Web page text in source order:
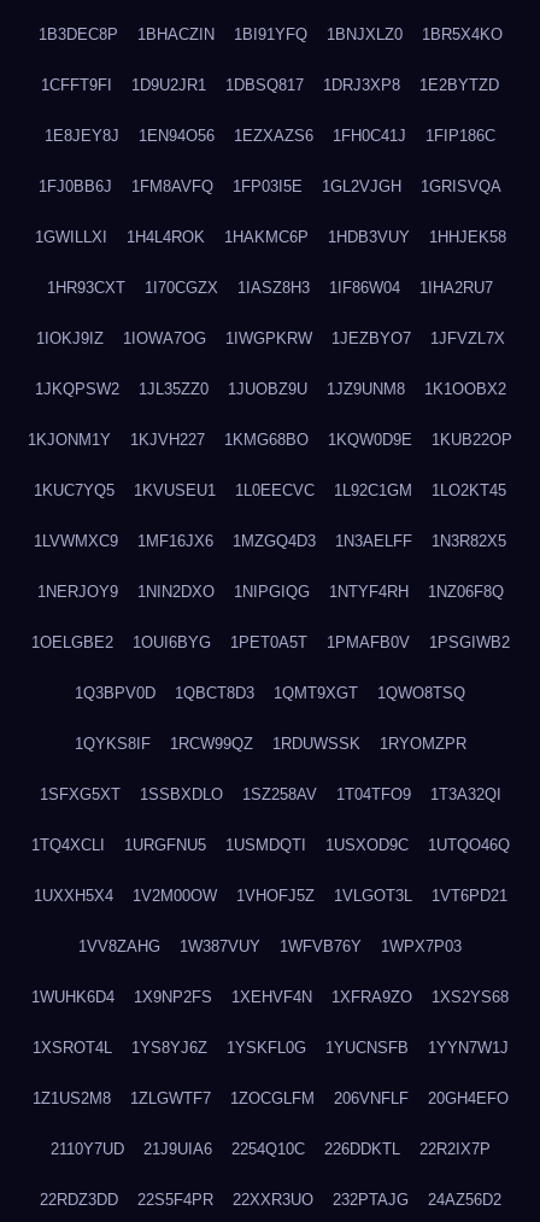
1B3DEC8P 1BHACZIN 1BI91YFQ 1BNJXLZ0 1BR5X4KO
1CFFT9FI 1D9U2JR1 1DBSQ817 1DRJ3XP8 1E2BYTZD
1E8JEY8J 1EN94O56 1EZXAZS6 1FH0C41J 1FIP186C
1FJ0BB6J 1FM8AVFQ 1FP03I5E 1GL2VJGH 1GRISVQA
1GWILLXI 1H4L4ROK 1HAKMC6P 1HDB3VUY 1HHJEK58
1HR93CXT 1I70CGZX 1IASZ8H3 1IF86W04 1IHA2RU7
1IOKJ9IZ 1IOWA7OG 1IWGPKRW 1JEZBYO7 1JFVZL7X
1JKQPSW2 1JL35ZZ0 1JUOBZ9U 1JZ9UNM8 1K1OOBX2
1KJONM1Y 1KJVH227 1KMG68BO 1KQW0D9E 1KUB22OP
1KUC7YQ5 1KVUSEU1 1L0EECVC 1L92C1GM 1LO2KT45
1LVWMXC9 1MF16JX6 1MZGQ4D3 1N3AELFF 1N3R82X5
1NERJOY9 1NIN2DXO 1NIPGIQG 1NTYF4RH 1NZ06F8Q
1OELGBE2 1OUI6BYG 1PET0A5T 1PMAFB0V 1PSGIWB2
1Q3BPV0D 1QBCT8D3 1QMT9XGT 1QWO8TSQ
1QYKS8IF 1RCW99QZ 1RDUWSSK 1RYOMZPR
1SFXG5XT 1SSBXDLO 1SZ258AV 1T04TFO9 1T3A32QI
1TQ4XCLI 1URGFNU5 1USMDQTI 1USXOD9C 1UTQO46Q
1UXXH5X4 1V2M00OW 1VHOFJ5Z 1VLGOT3L 1VT6PD21
1VV8ZAHG 1W387VUY 1WFVB76Y 1WPX7P03
1WUHK6D4 1X9NP2FS 1XEHVF4N 1XFRA9ZO 1XS2YS68
1XSROT4L 1YS8YJ6Z 1YSKFL0G 1YUCNSFB 1YYN7W1J
1Z1US2M8 1ZLGWTF7 1ZOCGLFM 206VNFLF 20GH4EFO
2110Y7UD 21J9UIA6 2254Q10C 226DDKTL 22R2IX7P
22RDZ3DD 22S5F4PR 22XXR3UO 232PTAJG 24AZ56D2